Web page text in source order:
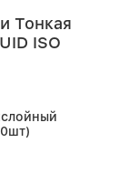
Тонкая
ISO